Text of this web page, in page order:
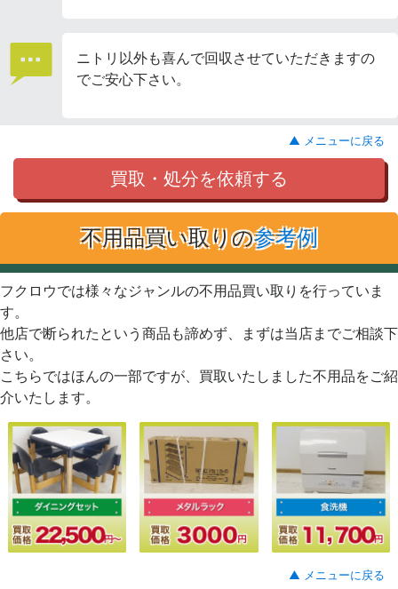
ニトリ以外も喜んで回収させていただきますの
でご安心下さい。
▲ メニューに戻る
買取・処分を依頼する
不用品買い取りの参考例
フクロウでは様々なジャンルの不用品買い取りを行っていま
す。
他店で断られたという商品も諦めず、まずは当店までご相談下
さい。
こちらではほんの一部ですが、買取いたしました不用品をご紹
介いたします。
▲ メニューに戻る